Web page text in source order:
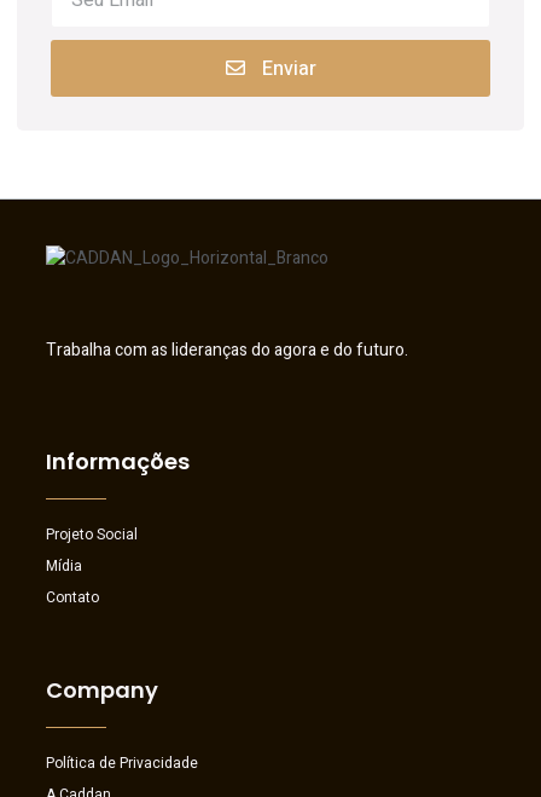
Enviar
Trabalha com as lideranças do agora e do futuro.
Informações
Projeto Social
Mídia
Contato
Company
Política de Privacidade